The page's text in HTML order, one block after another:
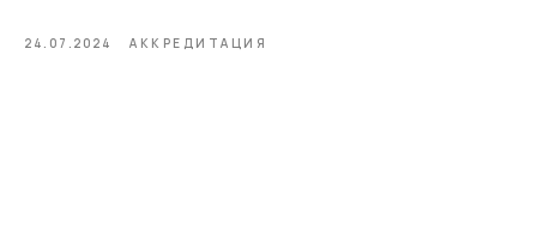
24.07.2024 АККРЕДИТАЦИЯ